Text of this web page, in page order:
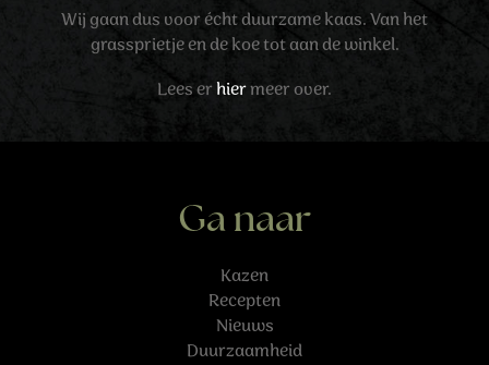
Wij gaan dus voor écht duurzame kaas. Van het
grassprietje en de koe tot aan de winkel.
Lees erhiermeer over.
Ga naar
Kazen
Recepten
Nieuws
Duurzaamheid